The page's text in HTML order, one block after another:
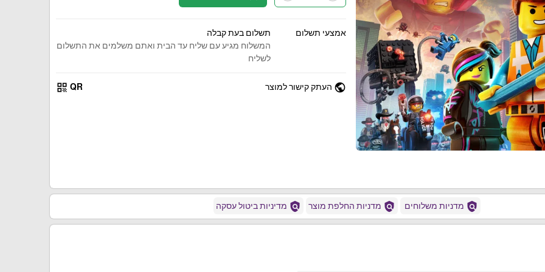
אמצעי תשלום
תשלום בעת קבלה
המשלוח מגיע עם שליח עד הבית ואתם משלמים את התשלום
לשליח
public העתק קישור למוצר QR
qr_code
policy מדניות משלוחים policy מדניות החלפת מוצר policy מדיניות ביטול עסקה